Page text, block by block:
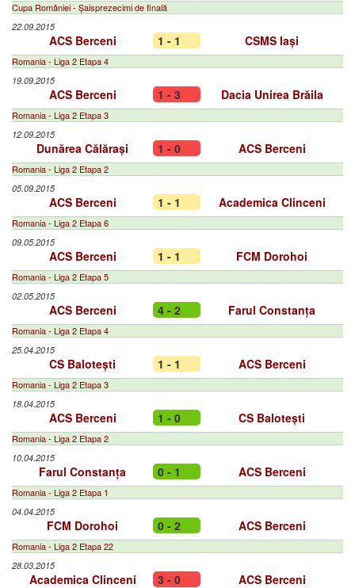
Cupa României - Șaisprezecimi de finală
22.09.2015
ACS Berceni 1 - 1 CSMS Iași
Romania - Liga 2 Etapa 4
19.09.2015
ACS Berceni 1 - 3 Dacia Unirea Brăila
Romania - Liga 2 Etapa 3
12.09.2015
Dunărea Călărași 1 - 0 ACS Berceni
Romania - Liga 2 Etapa 2
05.09.2015
ACS Berceni 1 - 1 Academica Clinceni
Romania - Liga 2 Etapa 6
09.05.2015
ACS Berceni 1 - 1 FCM Dorohoi
Romania - Liga 2 Etapa 5
02.05.2015
ACS Berceni 4 - 2 Farul Constanța
Romania - Liga 2 Etapa 4
25.04.2015
CS Balotești 1 - 1 ACS Berceni
Romania - Liga 2 Etapa 3
18.04.2015
ACS Berceni 1 - 0 CS Balotești
Romania - Liga 2 Etapa 2
10.04.2015
Farul Constanța 0 - 1 ACS Berceni
Romania - Liga 2 Etapa 1
04.04.2015
FCM Dorohoi 0 - 2 ACS Berceni
Romania - Liga 2 Etapa 22
28.03.2015
Academica Clinceni 3 - 0 ACS Berceni